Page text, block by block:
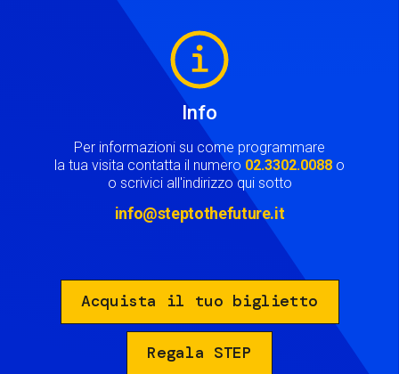
Info
Per informazioni su come programmare
la tua visita contatta il numero 02.3302.0088 o
o scrivici all'indirizzo qui sotto
info@steptothefuture.it
Acquista il tuo biglietto
Regala STEP